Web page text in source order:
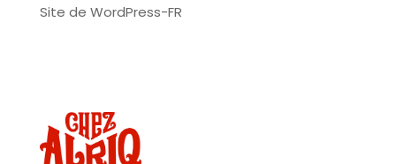
Le bar à huîtres
Site de WordPress-FR